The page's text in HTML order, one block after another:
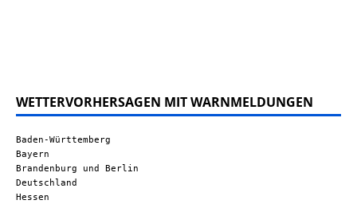
WETTERVORHERSAGEN MIT WARNMELDUNGEN
Baden-Württemberg
Bayern
Brandenburg und Berlin
Deutschland
Hessen